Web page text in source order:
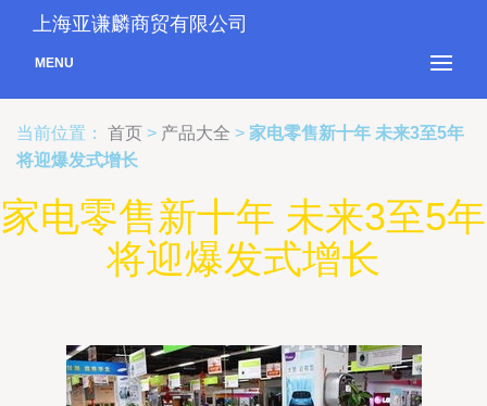
上海亚谦麟商贸有限公司
MENU
当前位置： 首页 > 产品大全 > 家电零售新十年 未来3至5年
将迎爆发式增长
家电零售新十年 未来3至5年
将迎爆发式增长